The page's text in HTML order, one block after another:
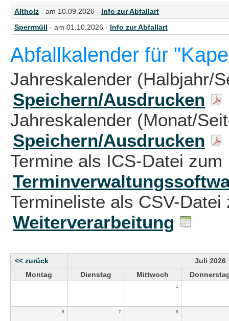
Altholz - am 10.09.2026 - Info zur Abfallart
Sperrmüll - am 01.10.2026 - Info zur Abfallart
Abfallkalender für
Jahreskalender (Halbjahr/
Speichern/Ausdrucken
Jahreskalender (Monat/
Speichern/Ausdrucken
Termine als ICS-Datei zum
Termineliste als CSV-
Weiterverarbeitung
<< zurück
Juli 2026
Montag
Dienstag Mittwoch
1
6 7 8